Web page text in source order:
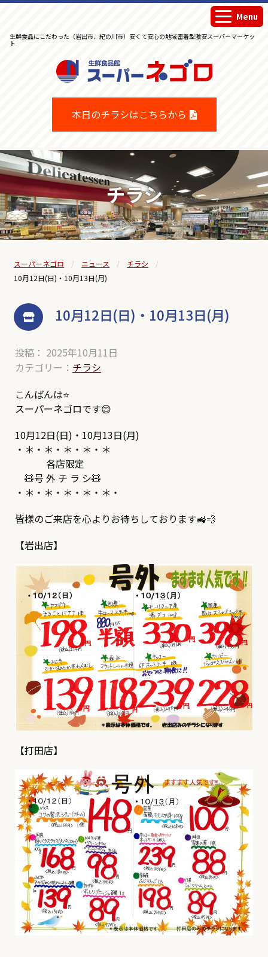
生鮮食品にこだわった（岩出市、紀の川市）安くて安心の地域密着型激安スーパーマーケッ
ト
本日のチラシはこちらから
Menu
チラシ
スーパーネゴロ ニュース
チラシ
10月12日(日)・10月13日(月)
10月12日(日)・10月13日(月)
投稿： 2025年10月11日
カテゴリー： チラシ
こんばんは⭐
スーパーネゴロです😊
10月12日(日)・10月13日(月)
・＊・＊・＊・＊・＊
各店限定
🧸号 外 チ ラ シ🧸
・＊・＊・＊・＊・＊・
皆様のご来店を心よりお待ちしております🚜💨
【岩出店】
【打田店】